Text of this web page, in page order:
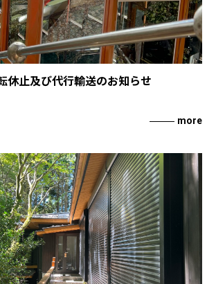
休止及び代行輸送のお知らせ
more